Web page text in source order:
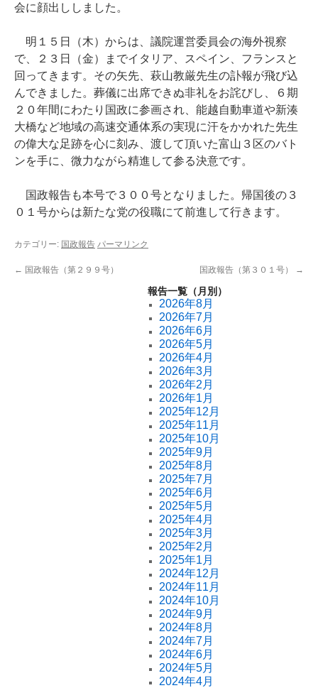
会に顔出ししました。
明１５日（木）からは、議院運営委員会の海外視察
で、２３日（金）までイタリア、スペイン、フランスと
回ってきます。その矢先、萩山教厳先生の訃報が飛び込
んできました。葬儀に出席できぬ非礼をお詫びし、６期
２０年間にわたり国政に参画され、能越自動車道や新湊
大橋など地域の高速交通体系の実現に汗をかかれた先生
の偉大な足跡を心に刻み、渡して頂いた富山３区のバト
ンを手に、微力ながら精進して参る決意です。
国政報告も本号で３００号となりました。帰国後の３
０１号からは新たな党の役職にて前進して行きます。
カテゴリー: 国政報告 パーマリンク
← 国政報告（第２９９号） 国政報告（第３０１号） →
報告一覧（月別）
2026年8月
2026年7月
2026年6月
2026年5月
2026年4月
2026年3月
2026年2月
2026年1月
2025年12月
2025年11月
2025年10月
2025年9月
2025年8月
2025年7月
2025年6月
2025年5月
2025年4月
2025年3月
2025年2月
2025年1月
2024年12月
2024年11月
2024年10月
2024年9月
2024年8月
2024年7月
2024年6月
2024年5月
2024年4月